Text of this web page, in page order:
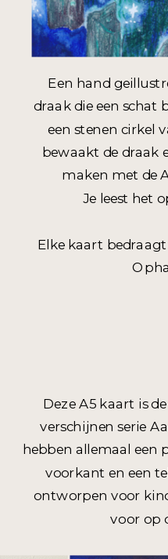
Een hand
draak die een
een stenen cirkel
bewaakt de draak
maken met de
Je leest het
Elke kaart
Deze A5 kaart is
verschijnen serie
hebben allemaal een
voorkant en een
ontworpen voor
voor op